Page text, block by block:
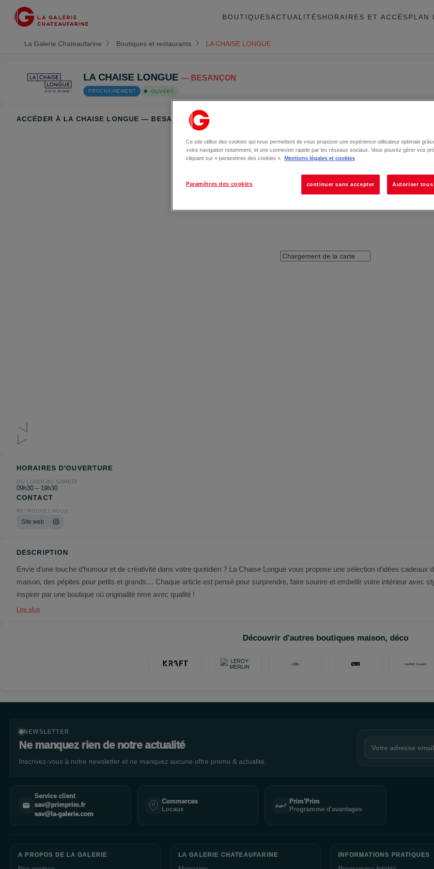
BOUTIQUESACTUALITÉSHORAIRES ET ACCÈSPLAN
La Galerie Chateaufarine Boutiques et restaurants LA CHAISE LONGUE
LA CHAISE LONGUE — BESANÇON
PROCHAINEMENT OUVERT
ACCÉDER À LA CHAISE LONGUE — BESANÇON
HORAIRES D'OUVERTURE
DU LUNDI AU SAMEDI
09h30 – 19h30
CONTACT
RETROUVEZ-NOUS
Site web
DESCRIPTION
Envie d’une touche d’humour et de créativité dans votre quotidien ? La Chaise Longue vous propose une sélection d’idées
maison, des pépites pour petits et grands… Chaque article est pensé pour surprendre, faire sourire et embellir votre intérieur avec
inspirer par une boutique où originalité rime avec qualité !
Lire plus
Découvrir d'autres boutiques maison, déco
NEWSLETTER
Ne manquez rien de notre actualité
Inscrivez-vous à notre newsletter et ne manquez aucune offre promo & actualité.
Service client
sav@primprim.fr
sav@la-galerie.com
Commerces
Locaux
Prim'Prim
Programme d'avantages
A PROPOS DE LA GALERIE LA GALERIE CHATEAUFARINE INFORMATIONS PRATIQUES
Ce site utilise des cookies qui nous permettent de vous proposer une expérience utilisateur optimale
votre navigation notamment, et une connexion rapide par les réseaux sociaux. Vous pouvez gérer vos
cliquant sur « paramètres des cookies ».
Mentions légales et cookies
Paramètres des cookies continuer sans accepter Autoriser